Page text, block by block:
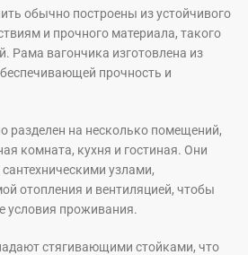
обычно построены из устойчивого
и прочного материала, такого
Рама вагончика изготовлена из
прочность и
разделен на несколько помещений,
комната, кухня и гостиная. Они
узлами,
отопления и вентиляцией, чтобы
условия проживания.
стягивающими стойками, что